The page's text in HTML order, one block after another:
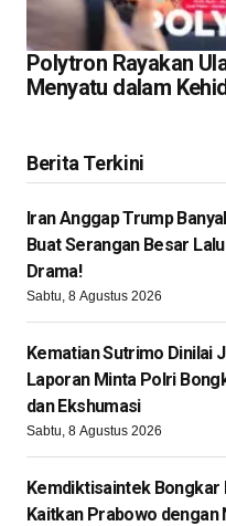
Polytron Rayakan
Menyatu dalam
Berita Terkini
Iran Anggap Trump
Buat Serangan Besar
Drama!
Sabtu, 8 Agustus 2026
Kematian Sutrimo Dinilai
Laporan Minta Polri
dan Ekshumasi
Sabtu, 8 Agustus 2026
Kemdiktisaintek Bongkar
Kaitkan Prabowo